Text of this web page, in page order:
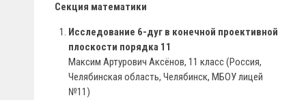
Секция математики
Исследование 6-дуг в конечной проективной
плоскости порядка 11
Максим Артурович Аксёнов, 11 класс (Россия,
Челябинская область, Челябинск, МБОУ лицей
№11)